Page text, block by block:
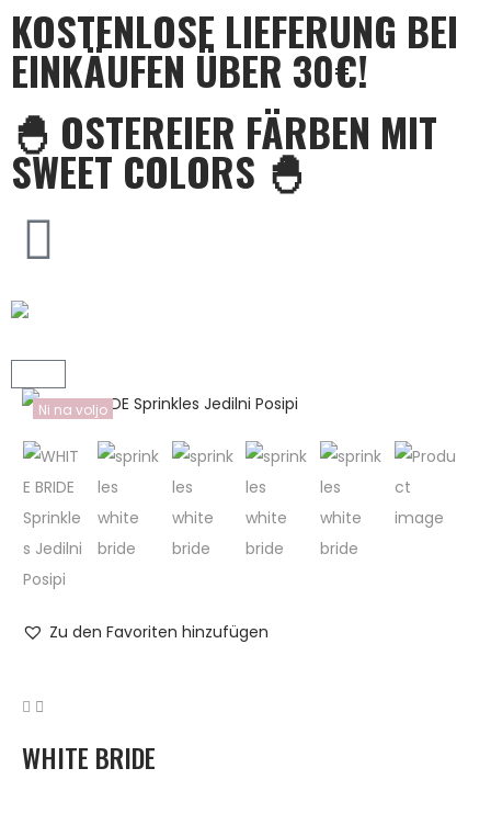
KOSTENLOSE LIEFERUNG BEI
EINKÄUFEN ÜBER 30€!
🐣 OSTEREIER FÄRBEN MIT
SWEET COLORS 🐣
Ni na voljo
Zu den Favoriten hinzufügen
WHITE BRIDE